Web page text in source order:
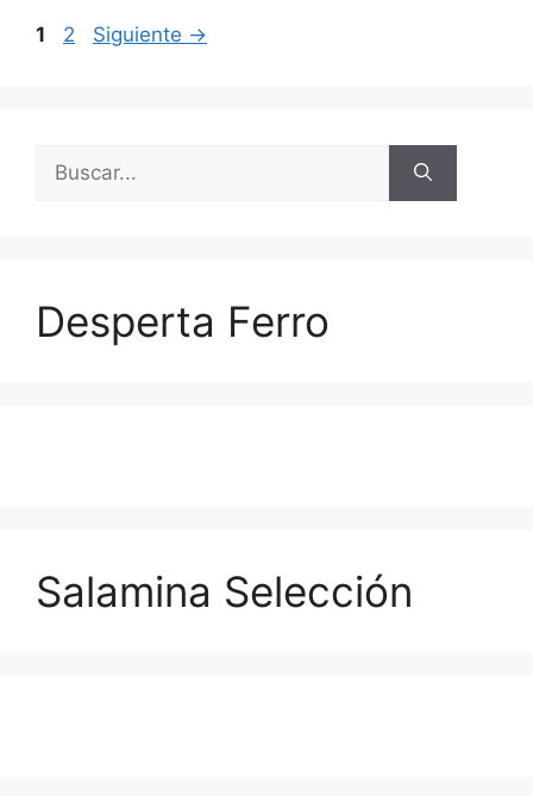
Página
1 Página
2 Siguiente →
Buscar:
Desperta Ferro
Salamina Selección